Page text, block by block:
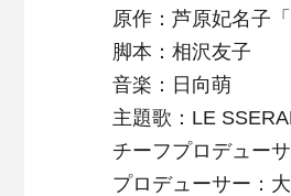
原作：芦原妃名子
脚本：相沢友子
音楽：日向萌
主題歌：LE
チーフプロデュー
プロデューサー：